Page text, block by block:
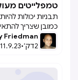

טמפלייטים
תבניות יכולות
כמובן שצריך
מספקים מבנה למה
צריכים לשפר אותם
Friedman
2דק׳•
11.9.23